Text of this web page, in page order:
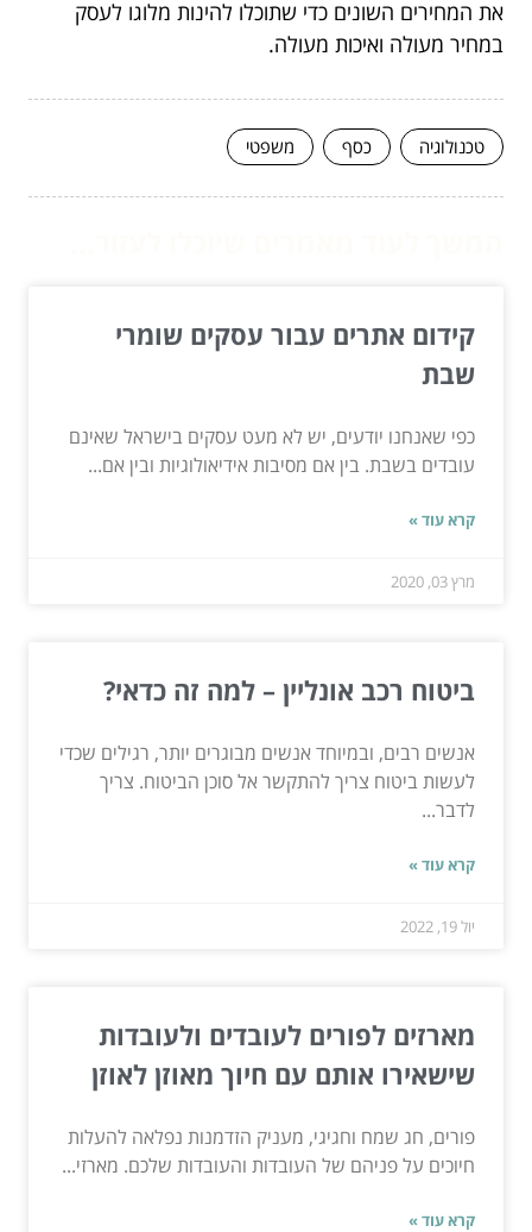
את המחירים השונים כדי שתוכלו להינות מלוגו לעסק
במחיר מעולה ואיכות מעולה.
טכנולוגיה כסף משפטי
קידום אתרים עבור עסקים שומרי
שבת
כפי שאנחנו יודעים, יש לא מעט עסקים בישראל שאינם
עובדים בשבת. בין אם מסיבות אידיאולוגיות ובין אם...
קרא עוד »
מרץ 03, 2020
ביטוח רכב אונליין – למה זה כדאי?
אנשים רבים, ובמיוחד אנשים מבוגרים יותר, רגילים שכדי
לעשות ביטוח צריך להתקשר אל סוכן הביטוח. צריך
לדבר...
קרא עוד »
יול 19, 2022
מארזים לפורים לעובדים ולעובדות
שישאירו אותם עם חיוך מאוזן לאוזן
פורים, חג שמח וחגיגי, מעניק הזדמנות נפלאה להעלות
חיוכים על פניהם של העובדות והעובדות שלכם. מארזי...
קרא עוד »